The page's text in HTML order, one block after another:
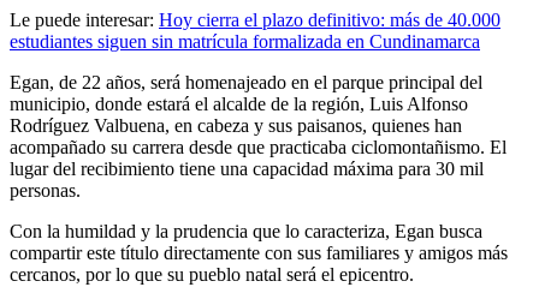
Le puede interesar: Hoy cierra el plazo definitivo: más de 40.000
estudiantes siguen sin matrícula formalizada en Cundinamarca
Egan, de 22 años, será homenajeado en el parque principal del
municipio, donde estará el alcalde de la región, Luis Alfonso
Rodríguez Valbuena, en cabeza y sus paisanos, quienes han
acompañado su carrera desde que practicaba ciclomontañismo. El
lugar del recibimiento tiene una capacidad máxima para 30 mil
personas.
Con la humildad y la prudencia que lo caracteriza, Egan busca
compartir este título directamente con sus familiares y amigos más
cercanos, por lo que su pueblo natal será el epicentro.